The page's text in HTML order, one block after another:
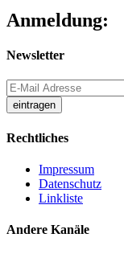
Anmeldung:
Newsletter
Rechtliches
Impressum
Datenschutz
Linkliste
Andere Kanäle